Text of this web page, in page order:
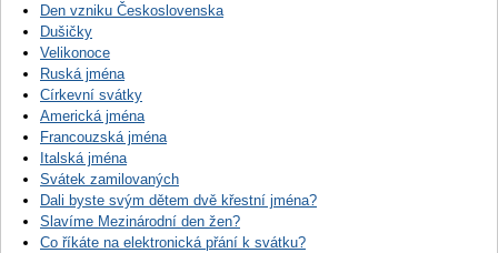
Den vzniku Československa
Dušičky
Velikonoce
Ruská jména
Církevní svátky
Americká jména
Francouzská jména
Italská jména
Svátek zamilovaných
Dali byste svým dětem dvě křestní jména?
Slavíme Mezinárodní den žen?
Co říkáte na elektronická přání k svátku?